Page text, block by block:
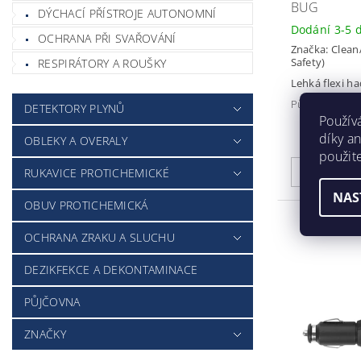
DÝCHACÍ PŘÍSTROJE AUTONOMNÍ
OCHRANA PŘI SVAŘOVÁNÍ
RESPIRÁTORY A ROUŠKY
DETEKTORY PLYNŮ
OBLEKY A OVERALY
RUKAVICE PROTICHEMICKÉ
OBUV PROTICHEMICKÁ
OCHRANA ZRAKU A SLUCHU
DEZIKFEKCE A DEKONTAMINACE
PŮJČOVNA
ZNAČKY
BUG
Dodání 3-5
Značka:
Safety)
Lehká flexi
Původně:
díky